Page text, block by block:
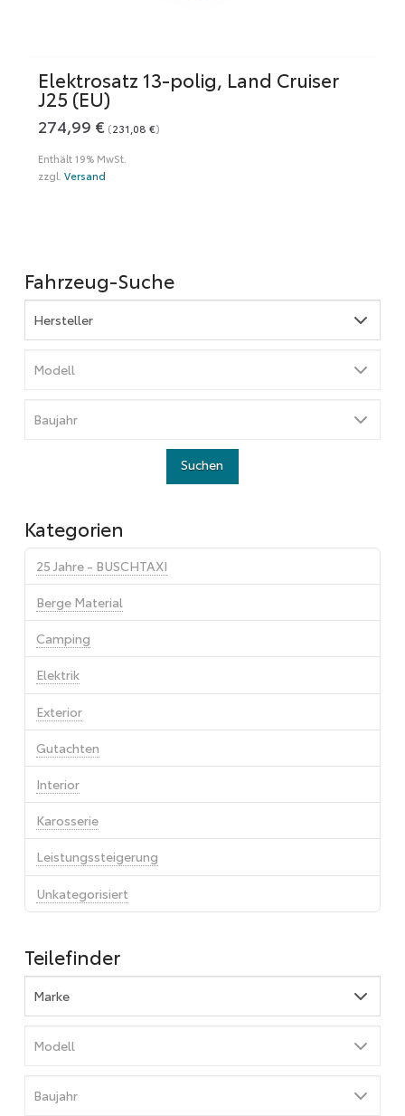
Elektrosatz 13-polig, Land Cruiser
J25 (EU)
274,99 € (231,08 €)
Enthält 19% MwSt.
zzgl. Versand
Fahrzeug-Suche
Kategorien
25 Jahre - BUSCHTAXI
Berge Material
Camping
Elektrik
Exterior
Gutachten
Interior
Karosserie
Leistungssteigerung
Unkategorisiert
Teilefinder